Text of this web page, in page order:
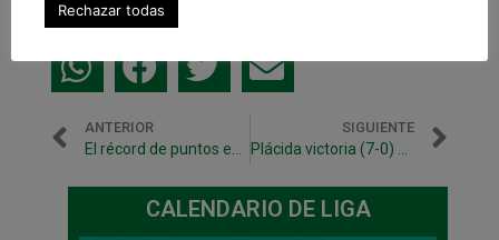
ANTERIOR
El récord de puntos en liga, objetivo hasta los play off
SIGUIENTE
Plácida victoria (7-0) ante Prone Lugo
CALENDARIO DE LIGA
Rechazar todas